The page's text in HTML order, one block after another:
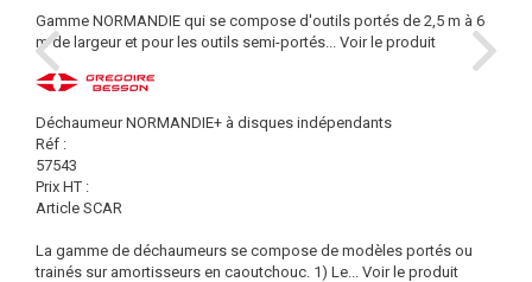
Gamme NORMANDIE qui se compose d'outils portés de 2,5 m à 6
m de largeur et pour les outils semi-portés... Voir le produit
Déchaumeur NORMANDIE+ à disques indépendants
Réf :
57543
Prix HT :
Article SCAR
La gamme de déchaumeurs se compose de modèles portés ou
trainés sur amortisseurs en caoutchouc. 1) Le... Voir le produit